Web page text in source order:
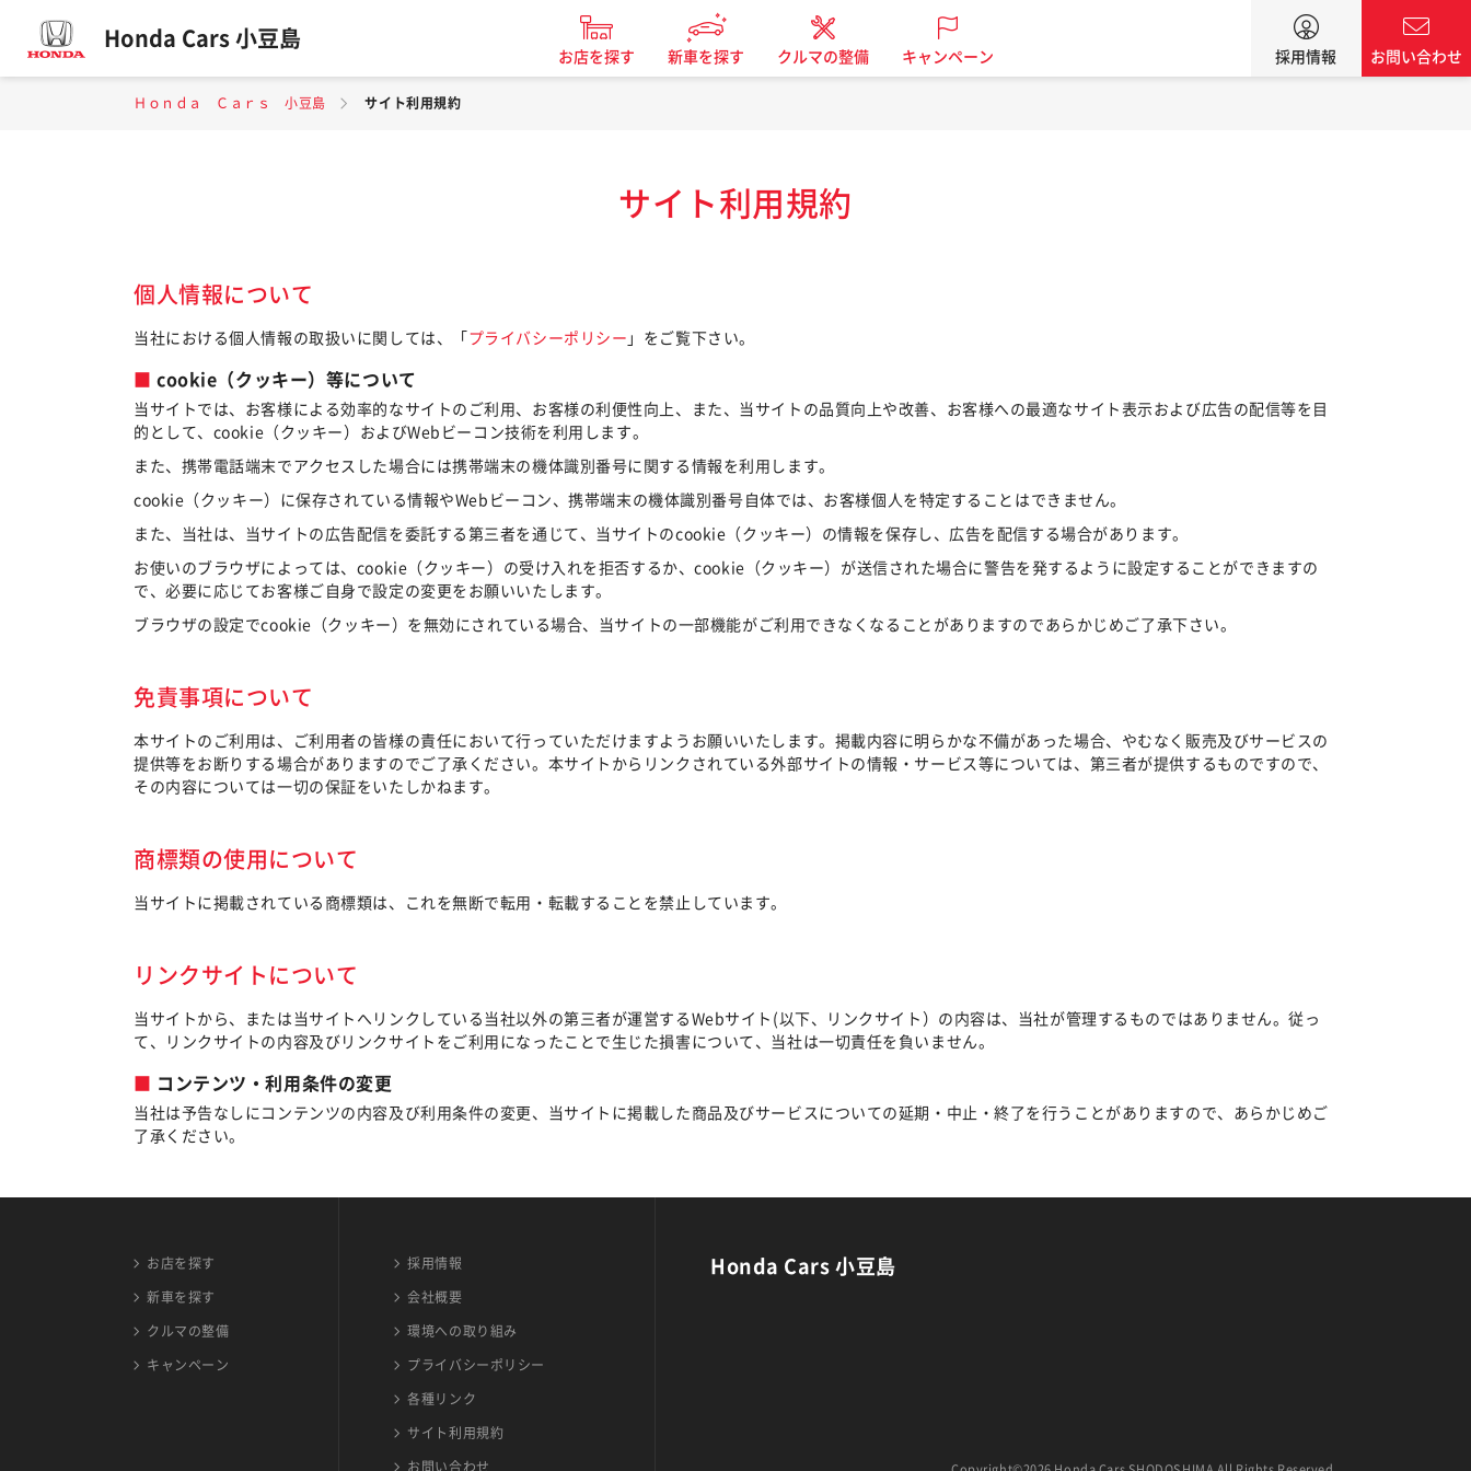
Honda Cars 小豆島
お店を探す 新車を探す クルマの整備 キャンペーン 採用情報 お問い合わせ
Ｈｏｎｄａ Ｃａｒｓ 小豆島 サイト利用規約
サイト利用規約
個人情報について
当社における個人情報の取扱いに関しては、「 プライバシーポリシー 」をご覧下さい。
cookie（クッキー）等について
当サイトでは、お客様による効率的なサイトのご利用、お客様の利便性向上、また、当サイトの品質向上や改善、お客様への最適なサイト表示および広告の配信等を目
的として、cookie（クッキー）およびWebビーコン技術を利用します。
また、携帯電話端末でアクセスした場合には携帯端末の機体識別番号に関する情報を利用します。
cookie（クッキー）に保存されている情報やWebビーコン、携帯端末の機体識別番号自体では、お客様個人を特定することはできません。
また、当社は、当サイトの広告配信を委託する第三者を通じて、当サイトのcookie（クッキー）の情報を保存し、広告を配信する場合があります。
お使いのブラウザによっては、cookie（クッキー）の受け入れを拒否するか、cookie（クッキー）が送信された場合に警告を発するように設定することができますの
で、必要に応じてお客様ご自身で設定の変更をお願いいたします。
ブラウザの設定でcookie（クッキー）を無効にされている場合、当サイトの一部機能がご利用できなくなることがありますのであらかじめご了承下さい。
免責事項について
本サイトのご利用は、ご利用者の皆様の責任において行っていただけますようお願いいたします。掲載内容に明らかな不備があった場合、やむなく販売及びサービスの
提供等をお断りする場合がありますのでご了承ください。本サイトからリンクされている外部サイトの情報・サービス等については、第三者が提供するものですので、
その内容については一切の保証をいたしかねます。
商標類の使用について
当サイトに掲載されている商標類は、これを無断で転用・転載することを禁止しています。
リンクサイトについて
当サイトから、または当サイトへリンクしている当社以外の第三者が運営するWebサイト(以下、リンクサイト）の内容は、当社が管理するものではありません。従っ
て、リンクサイトの内容及びリンクサイトをご利用になったことで生じた損害について、当社は一切責任を負いません。
コンテンツ・利用条件の変更
当社は予告なしにコンテンツの内容及び利用条件の変更、当サイトに掲載した商品及びサービスについての延期・中止・終了を行うことがありますので、あらかじめご
了承ください。
お店を探す
新車を探す
クルマの整備
キャンペーン
採用情報
会社概要
環境への取り組み
プライバシーポリシー
各種リンク
サイト利用規約
お問い合わせ
Honda Cars 小豆島